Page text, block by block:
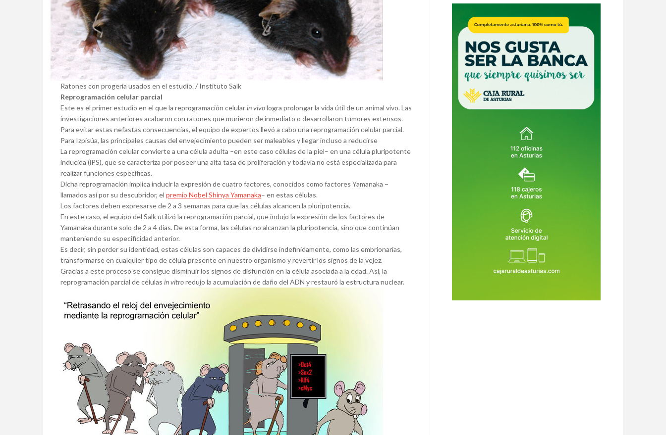
Ratones con progeria usados en el estudio. / Instituto Salk
Reprogramación celular parcial
Este es el primer estudio en el que la reprogramación celularin vivologra prolongar la vida útil de un animal vivo. Las
investigaciones anteriores acabaron con ratones que murieron de inmediato o desarrollaron tumores extensos.
Para evitar estas nefastas consecuencias, el equipo de expertos llevó a cabo una reprogramación celular parcial.
Para Izpisúa, las principales causas del envejecimiento pueden ser maleables y llegar incluso a reducirse
La reprogramación celular convierte a una célula adulta –en este caso células de la piel– en una célula pluripotente
inducida (iPS), que se caracteriza por poseer una alta tasa de proliferación y todavía no está especializada para
realizar funciones específicas.
Dicha reprogramación implica inducir la expresión de cuatro factores, conocidos como factores Yamanaka –
llamados así por su descubridor, el premio Nobel Shinya Yamanaka– en estas células.
Los factores deben expresarse de 2 a 3 semanas para que las células alcancen la pluripotencia.
En este caso, el equipo del Salk utilizó la reprogramación parcial, que indujo la expresión de los factores de
Yamanaka durante solo de 2 a 4 días. De esta forma, las células no alcanzan la pluripotencia, sino que continúan
manteniendo su especificidad anterior.
Es decir, sin perder su identidad, estas células son capaces de dividirse indefinidamente, como las embrionarias,
transformarse en cualquier tipo de célula presente en nuestro organismo y revertir los signos de la vejez.
Gracias a este proceso se consigue disminuir los signos de disfunción en la célula asociada a la edad. Así, la
reprogramación parcial de células in vitroredujo la acumulación de daño del ADN y restauró la estructura nuclear.